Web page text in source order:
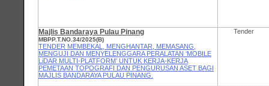
Majlis Bandaraya Pulau Pinang
MBPP.T.NO.34/2025(B)
TENDER MEMBEKAL, MENGHANTAR, MEMASANG,
MENGUJI DAN MENYELENGGARA PERALATAN ‘MOBILE
LiDAR MULTI-PLATFORM’ UNTUK KERJA-KERJA
PEMETAAN TOPOGRAFI DAN PENGURUSAN ASET BAGI
MAJLIS BANDARAYA PULAU PINANG.
Tender